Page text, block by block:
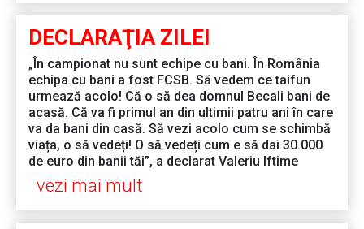
DECLARAŢIA ZILEI
„În campionat nu sunt echipe cu bani. În România
echipa cu bani a fost FCSB. Să vedem ce taifun
urmează acolo! Că o să dea domnul Becali bani de
acasă. Că va fi primul an din ultimii patru ani în care
va da bani din casă. Să vezi acolo cum se schimbă
viața, o să vedeți! O să vedeți cum e să dai 30.000
de euro din banii tăi”, a declarat Valeriu Iftime
vezi mai mult